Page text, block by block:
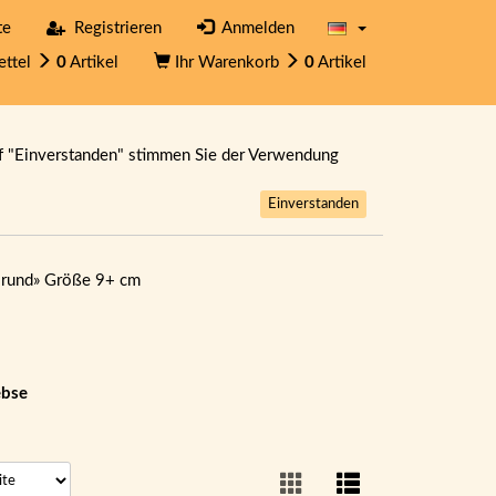
Registrieren Anmelden
0 Artikel Ihr Warenkorb 0 Artikel
stimmen Sie der Verwendung
Einverstanden
» Größe 9+ cm